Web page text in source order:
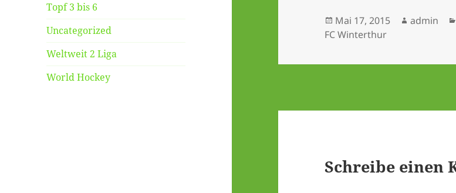
Topf 3 bis 6
Uncategorized
Weltweit 2 Liga
World Hockey
Veröffentlicht
am
Mai 17, 2015 Autor
admin
FC Winterthur
Schreibe einen